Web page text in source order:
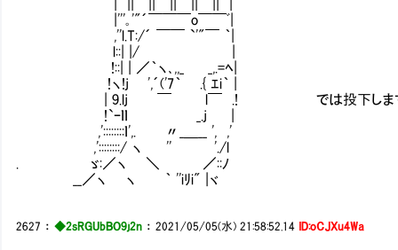
|'''｡'"´￣￣￣o￣￣ﾞ|
,''l.T:/´ ￣￣ `'"￣ ｀|
l::| |/ |
!::| | ／｀ヽ､,,_ _,.=ﾍ|
!ヽ!j ',´('7｀ .{ ｴi｀ |
| 9.lj ￣ l￣ .! では投下します
!`ｰｌｌ _.j |
,'::::::::ｌ',. 〃_＿__ ', ,'
,'::::::::/ ヽ '' './l
. ゞ:／ヽ ＼ ／::ﾉ
__／ヽ ヽ ｀ ''iﾘi" |ヾ
2627 ：◆2sRGUbBO9j2n ：2021/05/05(水) 21:58:52.14 ID:oCJXu4Wa